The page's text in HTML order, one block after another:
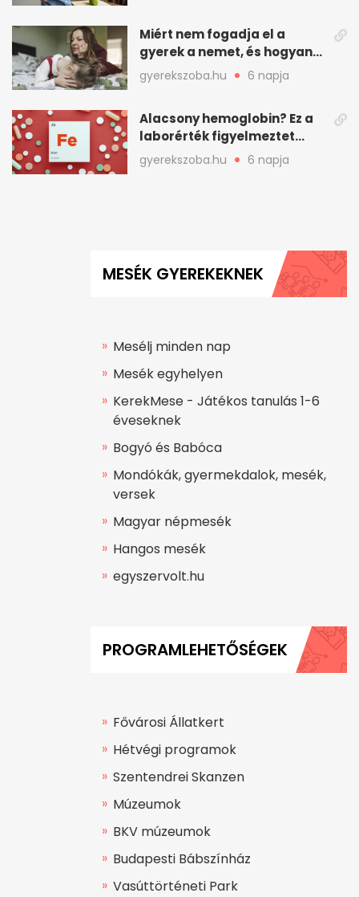
Miért nem fogadja el a
gyerek a nemet, és hogyan
mondd ki jól?
gyerekszoba.hu 6 napja
Alacsony hemoglobin? Ez a
laborérték figyelmeztet
vashiányra
gyerekszoba.hu 6 napja
MESÉK GYEREKEKNEK
Mesélj minden nap
Mesék egyhelyen
KerekMese - Játékos tanulás 1-6
éveseknek
Bogyó és Babóca
Mondókák, gyermekdalok, mesék,
versek
Magyar népmesék
Hangos mesék
egyszervolt.hu
PROGRAMLEHETŐSÉGEK
Fővárosi Állatkert
Hétvégi programok
Szentendrei Skanzen
Múzeumok
BKV múzeumok
Budapesti Bábszínház
Vasúttörténeti Park